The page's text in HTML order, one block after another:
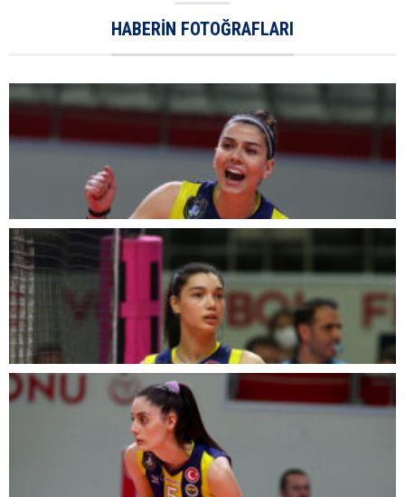
HABERIN FOTOĞRAFLARI